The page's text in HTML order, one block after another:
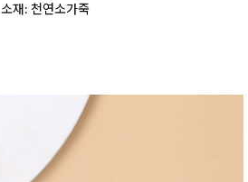
소재: 천연소가죽